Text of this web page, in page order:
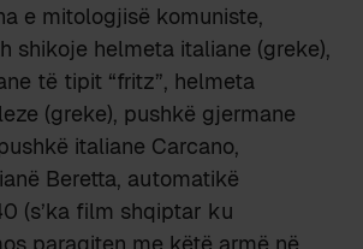
e mitologjisë komuniste,
shikoje helmeta italiane (greke),
të tipit “fritz”, helmeta
(greke), pushkë gjermane
italiane Carcano,
Beretta, automatikë
(s’ka film shqiptar ku
paraqiten me këtë armë në